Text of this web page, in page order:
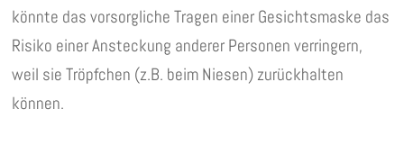
könnte das vorsorgliche Tragen einer Gesichtsmaske das
Risiko einer Ansteckung anderer Personen verringern,
weil sie Tröpfchen (z.B. beim Niesen) zurückhalten
können.